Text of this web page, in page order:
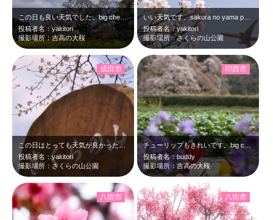
この日も良い天気でした。big cherry blossams at 11:0…
投稿者名：yakitori
撮影場所：吉高の大桜
いい天気です。sakura no yama park at 11:05 Mar…
投稿者名：yakitori
撮影場所：さくらの山公園
この日はとっても天気が良かったです。sakura no yama park a…
投稿者名：yakitori
撮影場所：さくらの山公園
成田市
チューリップもきれいです。big cherry blossams at 10:…
投稿者名：buddy
撮影場所：吉高の大桜
印西市
八街市 八街市